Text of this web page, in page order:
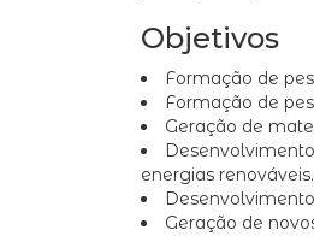
Objetivos
Formação de
Formação de
Geração de
energias renováveis.
Geração de